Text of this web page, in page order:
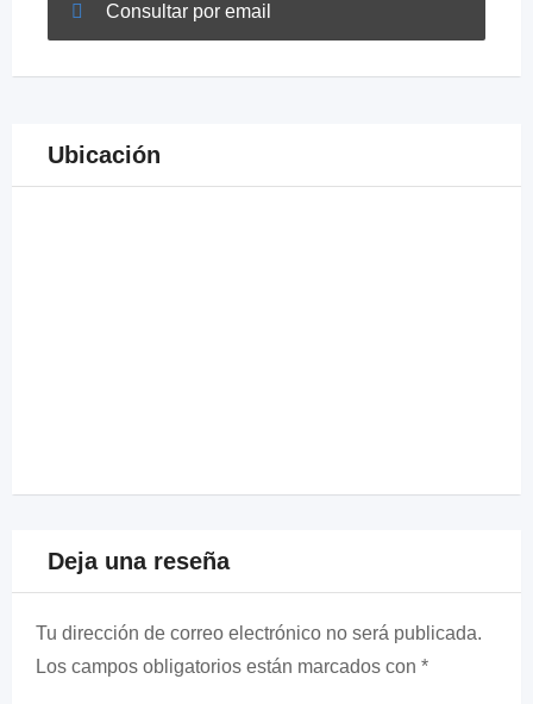
Consultar por email
Ubicación
Deja una reseña
Tu dirección de correo electrónico no será publicada.
Los campos obligatorios están marcados con *